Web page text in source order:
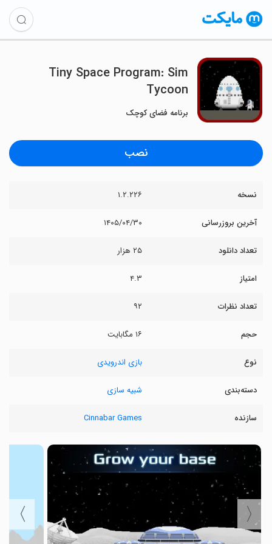
Tiny Space Program: Sim
Tycoon
برنامه فضای کوچک
نصب
نسخه ۱.۲.۲۲۶
آخرین بروزرسانی ۱۴۰۵/۰۴/۳۰
تعداد دانلود ۲۵ هزار
امتیاز ۴.۳
تعداد نظرات ۹۲
حجم ۱۶ مگابایت
نوع بازی اندرویدی
دسته‌بندی شبیه سازی
سازنده Cinnabar Games
〈
〉